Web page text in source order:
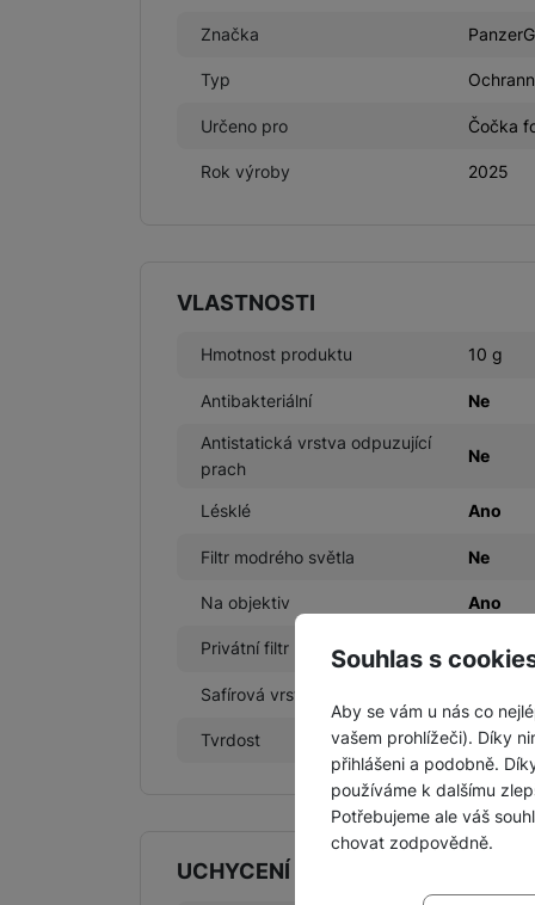
Souhlas s
Aby se vám u nás co
vašem prohlížeči). Díky
přihlášeni a podobně.
používáme k dalšímu
Potřebujeme ale váš
chovat zodpovědně.
Nastavení
Značka
Typ
Určeno pro Čočka
Rok výroby 2025
VLASTNOSTI
Hmotnost produktu 10 g
Antibakteriální Ne
Antistatická vrstva odpuzující
prach
Ne
Lésklé Ano
Filtr modrého světla Ne
Na objektiv Ano
Privátní filtr
Safírová vrstva
Tvrdost 9 H
UCHYCENÍ